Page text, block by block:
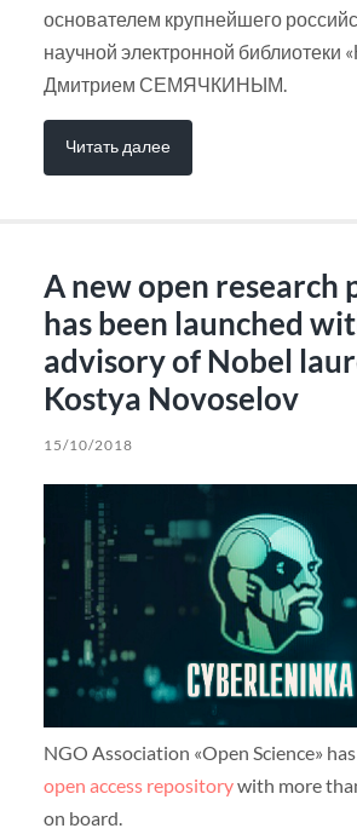
основателем крупнейшего
научной электронной библиотеки
Дмитрием СЕМЯЧКИНЫМ.
Читать далее
A new open research
has been launched
advisory of Nobel
Kostya Novoselov
15/10/2018
NGO Association «Open Science»
open access repositorywith more
on board.